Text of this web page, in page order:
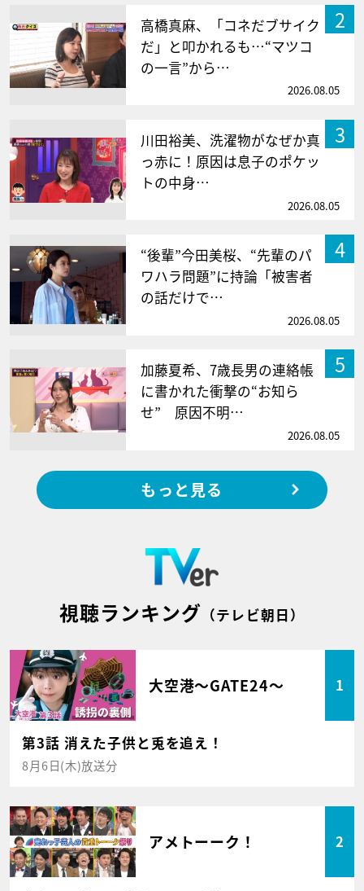
2
高橋真麻、「コネだブサイク
だ」と叩かれるも…“マツコ
の一言”から…
2026.08.05
3
川田裕美、洗濯物がなぜか真
っ赤に！原因は息子のポケッ
トの中身…
2026.08.05
4
“後輩”今田美桜、“先輩のパ
ワハラ問題”に持論「被害者
の話だけで…
2026.08.05
5
加藤夏希、7歳長男の連絡帳
に書かれた衝撃の“お知ら
せ” 原因不明…
2026.08.05
もっと見る
視聴ランキング （テレビ朝日）
大空港～GATE24～ 1
第3話 消えた子供と兎を追え！
8月6日(木)放送分
アメトーーク！ 2